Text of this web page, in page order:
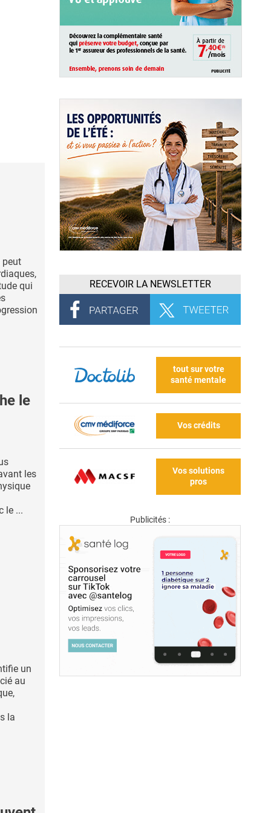
peut
qui
le
les
le ...
un
au
la
RECEVOIR LA NEWSLETTER
tout sur votre
santé mentale
Vos crédits
Vos solutions
pros
Publicités :